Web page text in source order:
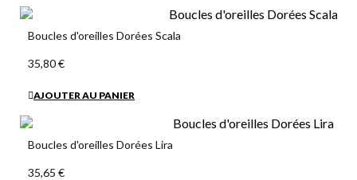
Boucles d'oreilles Dorées Scala
35,80 €
AJOUTER AU PANIER
Boucles d'oreilles Dorées Lira
35,65 €